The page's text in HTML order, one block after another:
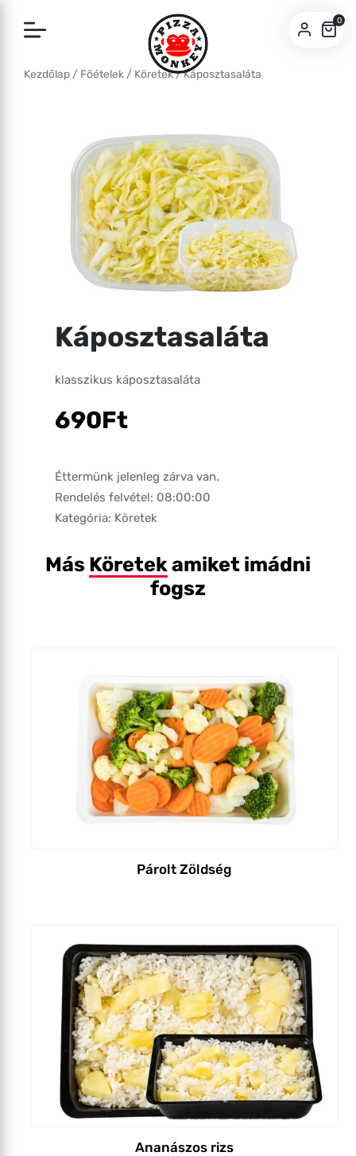
0
Kezdőlap / Főételek / Köretek/ Káposztasaláta
Káposztasaláta
klasszikus káposztasaláta
690Ft
Éttermünk jelenleg zárva van.
Rendelés felvétel: 08:00:00
Kategória: Köretek
Más Köretek amiket imádni
fogsz
Párolt Zöldség
Ananászos rizs